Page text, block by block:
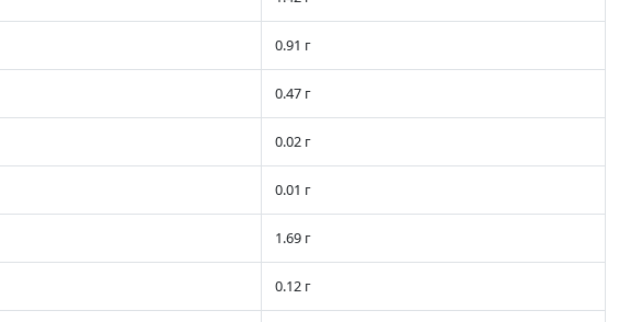
0.91 г
0.47 г
0.02 г
0.01 г
1.69 г
0.12 г